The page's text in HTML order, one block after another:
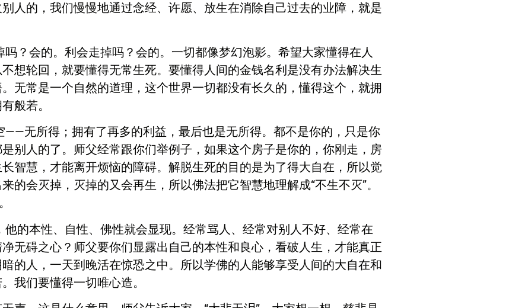
人的，我们慢慢地通过念经、许愿、放生在消除自己过去的业障，就是
会的。利会走掉吗？会的。一切都像梦幻泡影。希望大家懂得在人
想轮回，就要懂得无常生死。要懂得人间的金钱名利是没有办法解决生
无常是一个自然的道理，这个世界一切都没有长久的，懂得这个，就拥
般若。
无所得；拥有了再多的利益，最后也是无所得。都不是你的，只是你
别人的了。师父经常跟你们举例子，如果这个房子是你的，你刚走，房
智慧，才能离开烦恼的障碍。解脱生死的目的是为了得大自在，所以觉
会灭掉，灭掉的又会再生，所以佛法把它智慧地理解成“不生不灭”。
本性、自性、佛性就会显现。经常骂人、经常对别人不好、经常在
无碍之心？师父要你们显露出自己的本性和良心，看破人生，才能真正
的人，一天到晚活在惊恐之中。所以学佛的人能够享受人间的大自在和
我们要懂得一切唯心造。